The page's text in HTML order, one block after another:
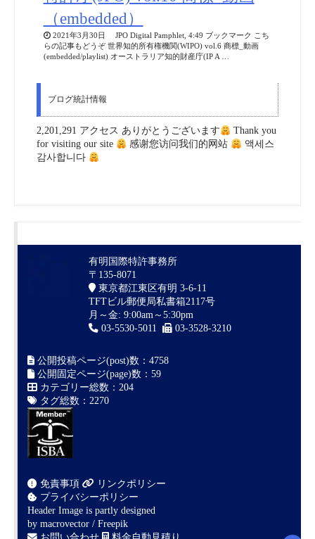
（embedded）
2021年3月30日 JPO Digital Pamphlet, 4:49 ブックマーク こち
らの記事もどうぞ 世界知的所有権機関(WIPO) vol.6 商標_動画
(embedded/playlist) オーストラリア知的財産庁(IP A …
ブログ統計情報
2,201,291 アクセス ありがとうございます
Thank you
for visiting our site
感谢您访问我们的网站
액세스
감사합니다
有明国際特許事務所
〒135-8071
東京都江東区有明 3-6-11
TFTビル郵便局私書箱2117号
月～金: 9:00am～5:30pm
03-5530-5011
03-3528-3210
公開投稿ページ(post)数：4758
公開固定ページ(page)数：59
カテゴリー総数：204
タグ総数：2270
免責事項
リンクポリシー
プライバシーポリシー
Header Image is partly designed
by macrovector / Freepik